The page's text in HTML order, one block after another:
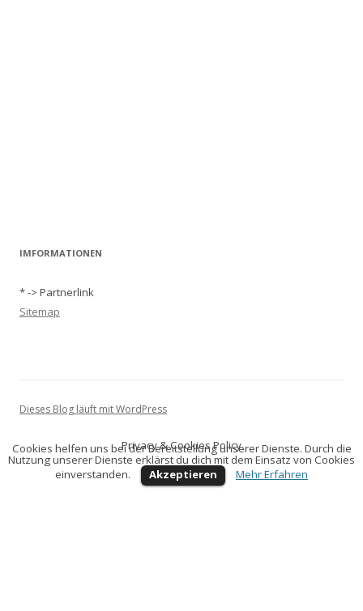
IMFORMATIONEN
* -> Partnerlink
Sitemap
Dieses Blog läuft mit WordPress
Cookies helfen uns bei der Bereitstellung unserer Dienste. Durch die
Nutzung unserer Dienste erklärst du dich mit dem Einsatz von Cookies
einverstanden.
Akzeptieren Mehr Erfahren
Privacy & Cookies Policy